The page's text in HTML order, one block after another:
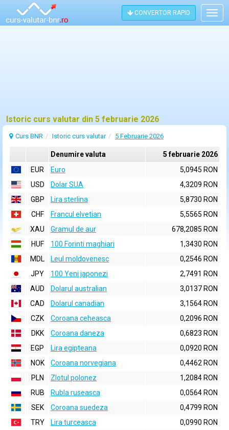
CONVERTOR RAPID
Istoric curs valutar din 5 februarie 2026
Curs BNR Istoric curs valutar 5 Februarie 2026
Denumire valuta
5 februarie 2026
EUR
Euro
5,0945 RON
USD
Dolar SUA
4,3209 RON
GBP
Lira sterlina
5,8730 RON
CHF
Francul elvetian
5,5565 RON
XAU
Gramul de aur
678,2085 RON
HUF
100 Forinti maghiari
1,3430 RON
MDL
Leul moldovenesc
0,2546 RON
JPY
100 Yeni japonezi
2,7491 RON
AUD
Dolarul australian
3,0137 RON
CAD
Dolarul canadian
3,1564 RON
CZK
Coroana ceheasca
0,2096 RON
DKK
Coroana daneza
0,6823 RON
EGP
Lira egipteana
0,0920 RON
NOK
Coroana norvegiana
0,4462 RON
PLN
Zlotul polonez
1,2084 RON
RUB
Rubla ruseasca
0,0564 RON
SEK
Coroana suedeza
0,4799 RON
TRY
Lira turceasca
0,0990 RON